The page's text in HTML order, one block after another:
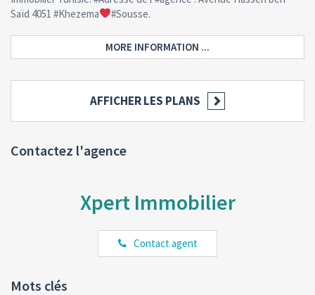
Saïd 4051 #Khezema
#Sousse.
MORE INFORMATION ...
AFFICHER LES PLANS
Contactez l'agence
Xpert Immobilier
Contact agent
Mots clés